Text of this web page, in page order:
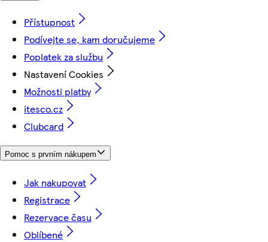
Přístupnost
Podívejte se, kam doručujeme
Poplatek za službu
Nastavení Cookies
Možnosti platby
itesco.cz
Clubcard
Pomoc s prvním nákupem
Jak nakupovat
Registrace
Rezervace času
Oblíbené